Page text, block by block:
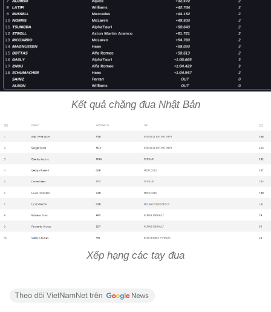
Kết quả chặng đua Nhật Bản
Xếp hạng các tay đua